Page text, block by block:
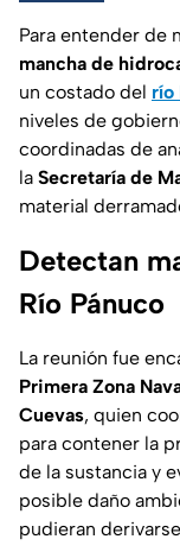
Para entender de
mancha de
un costado del río
niveles de
coordinadas de
la Secretaría de
material
Detectan
Río Pánuco
La reunión fue
Primera Zona
Cuevas, quien
para contener la
de la sustancia y
posible daño
pudieran